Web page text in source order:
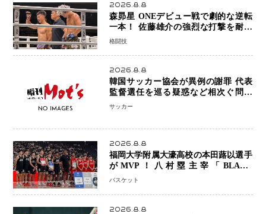
2026.8.8
森昴星 ONEデビュー戦で劇的な逆転
一本！ 佐藤雄介の強烈な打撃を耐え
抜き、リアネイキッドチョークで勝利
格闘技
2026.8.8
韓国サッカー協会が異例の謝罪 代表
監督選任を巡る疑惑など相次ぐ問題
「組織の刷新」誓う
サッカー
2026.8.8
福岡大学附属大濠高校の本田蕗以選手
がMVP！八村塁主宰「BLACK
SAMURAI SUMMIT 2026」で存在
なった」
バスケット
2026.8.8